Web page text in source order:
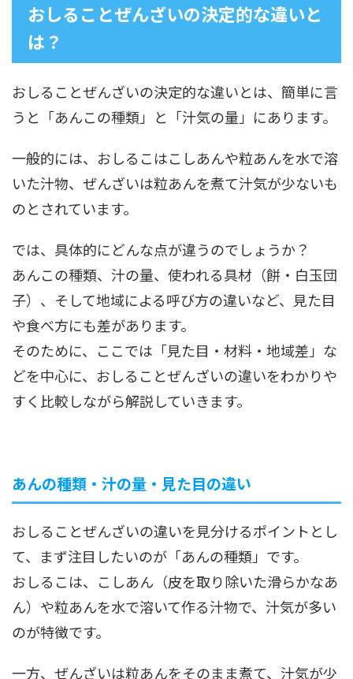
おしることぜんざいの決定的な違いと
は？
おしることぜんざいの決定的な違いとは、簡単に言
うと「あんこの種類」と「汁気の量」にあります。
一般的には、おしるこはこしあんや粒あんを水で溶
いた汁物、ぜんざいは粒あんを煮て汁気が少ないも
のとされています。
では、具体的にどんな点が違うのでしょうか？
あんこの種類、汁の量、使われる具材（餅・白玉団
子）、そして地域による呼び方の違いなど、見た目
や食べ方にも差があります。
そのために、ここでは「見た目・材料・地域差」な
どを中心に、おしることぜんざいの違いをわかりや
すく比較しながら解説していきます。
あんの種類・汁の量・見た目の違い
おしることぜんざいの違いを見分けるポイントとし
て、まず注目したいのが「あんの種類」です。
おしるこは、こしあん（皮を取り除いた滑らかなあ
ん）や粒あんを水で溶いて作る汁物で、汁気が多い
のが特徴です。
一方、ぜんざいは粒あんをそのまま煮て、汁気が少